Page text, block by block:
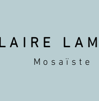
Mosaïste